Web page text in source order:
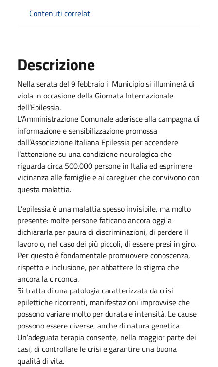
Contenuti correlati
Descrizione
Nella serata del 9 febbraio il Municipio si illuminerà di
viola in occasione della Giornata Internazionale
dell’Epilessia.
L’Amministrazione Comunale aderisce alla campagna di
informazione e sensibilizzazione promossa
dall’Associazione Italiana Epilessia per accendere
l’attenzione su una condizione neurologica che
riguarda circa 500.000 persone in Italia ed esprimere
vicinanza alle famiglie e ai caregiver che convivono con
questa malattia.
L’epilessia è una malattia spesso invisibile, ma molto
presente: molte persone faticano ancora oggi a
dichiararla per paura di discriminazioni, di perdere il
lavoro o, nel caso dei più piccoli, di essere presi in giro.
Per questo è fondamentale promuovere conoscenza,
rispetto e inclusione, per abbattere lo stigma che
ancora la circonda.
Si tratta di una patologia caratterizzata da crisi
epilettiche ricorrenti, manifestazioni improvvise che
possono variare molto per durata e intensità. Le cause
possono essere diverse, anche di natura genetica.
Un’adeguata terapia consente, nella maggior parte dei
casi, di controllare le crisi e garantire una buona
qualità di vita.